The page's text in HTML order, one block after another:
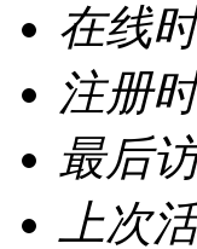
在线
注册
最后
上次